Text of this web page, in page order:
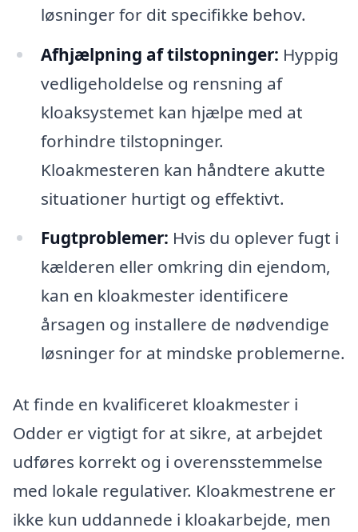
løsninger for dit specifikke behov.
Afhjælpning af tilstopninger: Hyppig
vedligeholdelse og rensning af
kloaksystemet kan hjælpe med at
forhindre tilstopninger.
Kloakmesteren kan håndtere akutte
situationer hurtigt og effektivt.
Fugtproblemer: Hvis du oplever fugt i
kælderen eller omkring din ejendom,
kan en kloakmester identificere
årsagen og installere de nødvendige
løsninger for at mindske problemerne.
At finde en kvalificeret kloakmester i
Odder er vigtigt for at sikre, at arbejdet
udføres korrekt og i overensstemmelse
med lokale regulativer. Kloakmestrene er
ikke kun uddannede i kloakarbejde, men